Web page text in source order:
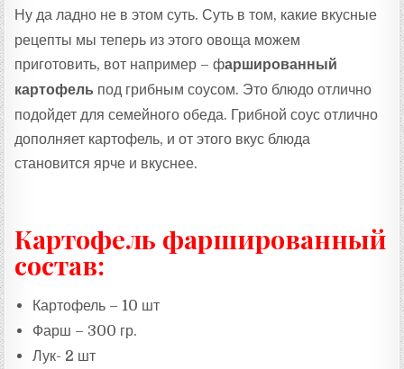
Ну да ладно не в этом суть. Суть в том, какие вкусные
рецепты мы теперь из этого овоща можем
приготовить, вот например – фаршированный
картофель под грибным соусом. Это блюдо отлично
подойдет для семейного обеда. Грибной соус отлично
дополняет картофель, и от этого вкус блюда
становится ярче и вкуснее.
Картофель фаршированный
состав:
Картофель – 10 шт
Фарш – 300 гр.
Лук- 2 шт